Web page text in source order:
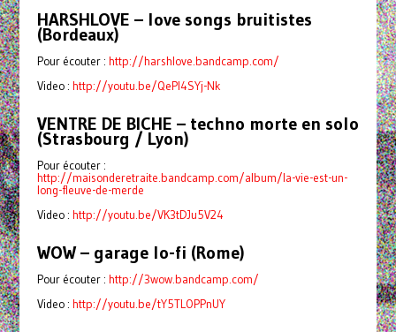
HARSHLOVE – love songs bruitistes
(Bordeaux)
Pour écouter : http://harshlove.bandcamp.com/
Video : http://youtu.be/QePl4SYj-Nk
VENTRE DE BICHE – techno morte en solo
(Strasbourg / Lyon)
Pour écouter :
http://maisonderetraite.bandcamp.com/album/la-vie-est-un-
long-fleuve-de-merde
Video : http://youtu.be/VK3tDJu5V24
WOW – garage lo-fi (Rome)
Pour écouter : http://3wow.bandcamp.com/
Video : http://youtu.be/tY5TLOPPnUY